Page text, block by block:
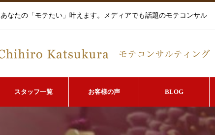
あなたの「モテたい」叶えます。メディアでも話題のモテコンサル
スタッフ一覧 お客様の声 BLOG